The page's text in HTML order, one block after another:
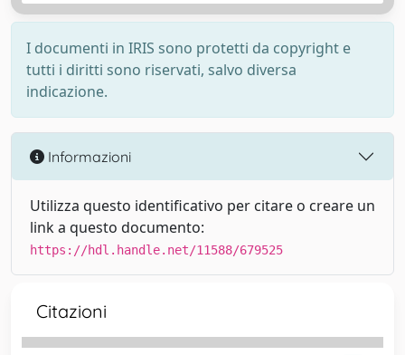
I documenti in IRIS sono protetti da copyright e
tutti i diritti sono riservati, salvo diversa
indicazione.
Informazioni
Utilizza questo identificativo per citare o creare un
link a questo documento:
https://hdl.handle.net/11588/679525
Citazioni